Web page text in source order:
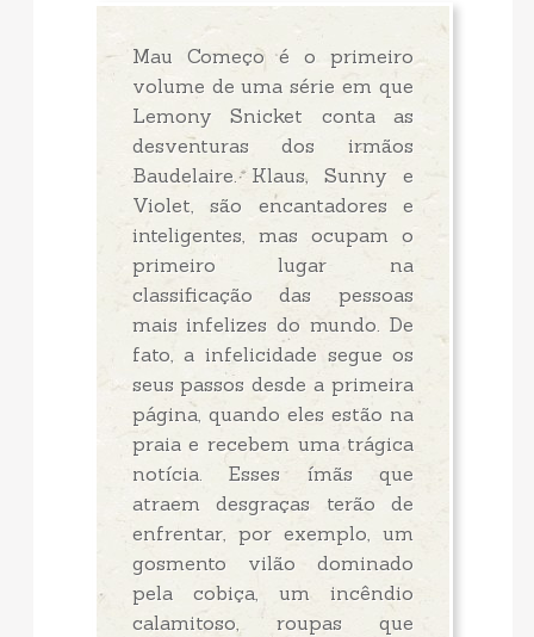
Mau Começo é o primeiro
volume de uma série em que
Lemony Snicket conta as
desventuras dos irmãos
Baudelaire. Klaus, Sunny e
Violet, são encantadores e
inteligentes, mas ocupam o
primeiro lugar na
classificação das pessoas
mais infelizes do mundo. De
fato, a infelicidade segue os
seus passos desde a primeira
página, quando eles estão na
praia e recebem uma trágica
notícia. Esses ímãs que
atraem desgraças terão de
enfrentar, por exemplo, um
gosmento vilão dominado
pela cobiça, um incêndio
calamitoso, roupas que